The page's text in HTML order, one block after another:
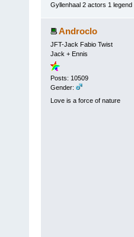
Gyllenhaal 2 actors 1 legend
Androclo
JFT-Jack Fabio Twist
Jack + Ennis
Posts: 10509
Gender:
Love is a force of nature